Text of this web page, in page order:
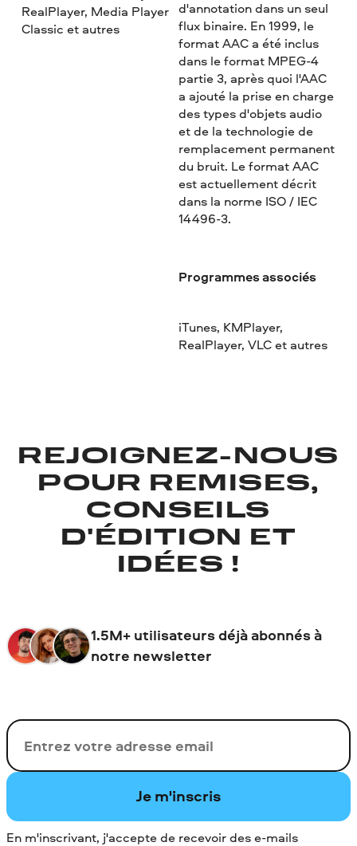
RealPlayer, Media Player
Classic et autres
d'annotation dans un seul
flux binaire. En 1999, le
format AAC a été inclus
dans le format MPEG-4
partie 3, après quoi l'AAC
a ajouté la prise en charge
des types d'objets audio
et de la technologie de
remplacement permanent
du bruit. Le format AAC
est actuellement décrit
dans la norme ISO / IEC
14496-3.
Programmes associés
iTunes, KMPlayer,
RealPlayer, VLC et autres
REJOIGNEZ-NOUS
POUR REMISES,
CONSEILS
D'ÉDITION ET
IDÉES !
1.5M+ utilisateurs déjà abonnés à
notre newsletter
Votre adresse de messagerie
Je m'inscris
En m'inscrivant, j'accepte de recevoir des e-mails